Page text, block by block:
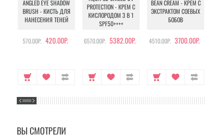
ANGLED EYE SHADOW
BRUSH - КИСТЬ ДЛЯ
НАНЕСЕНИЯ ТЕНЕЙ
570.00Р. 420.00Р.
PROTECTION - КРЕМ С
КИСЛОРОДОМ 3 В 1
SPF50++++
6570.00Р. 5382.00Р.
BEAN CREAM - КРЕМ С
ЭКСТРАКТОМ СОЕВЫХ
БОБОВ
4510.00Р. 3700.00Р.
ВЫ СМОТРЕЛИ